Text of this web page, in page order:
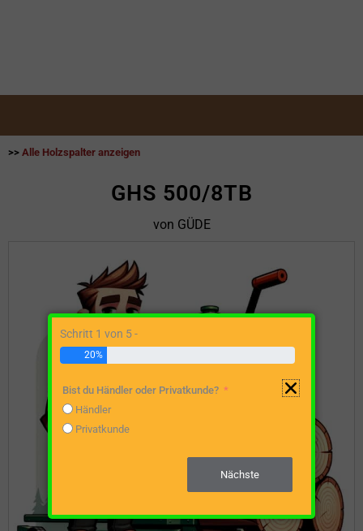
>> Alle Holzspalter anzeigen
GHS 500/8TB
von GÜDE
Schritt 1 von 5 -
20%
Bist du Händler oder Privatkunde?
Händler
Privatkunde
Nächste